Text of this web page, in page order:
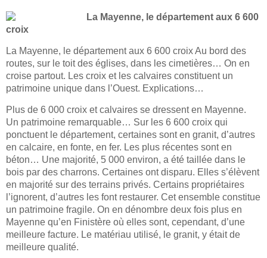
La Mayenne, le département aux 6 600
croix
La Mayenne, le département aux 6 600 croix Au bord des
routes, sur le toit des églises, dans les cimetières… On en
croise partout. Les croix et les calvaires constituent un
patrimoine unique dans l’Ouest. Explications…
Plus de 6 000 croix et calvaires se dressent en Mayenne.
Un patrimoine remarquable… Sur les 6 600 croix qui
ponctuent le département, certaines sont en granit, d’autres
en calcaire, en fonte, en fer. Les plus récentes sont en
béton… Une majorité, 5 000 environ, a été taillée dans le
bois par des charrons. Certaines ont disparu. Elles s’élèvent
en majorité sur des terrains privés. Certains propriétaires
l’ignorent, d’autres les font restaurer. Cet ensemble constitue
un patrimoine fragile. On en dénombre deux fois plus en
Mayenne qu’en Finistère où elles sont, cependant, d’une
meilleure facture. Le matériau utilisé, le granit, y était de
meilleure qualité.